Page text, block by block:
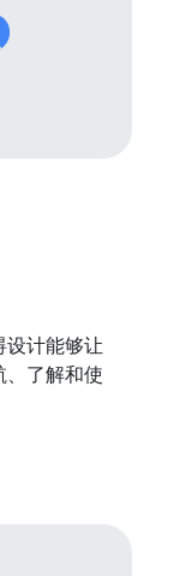
设计能够让
、了解和使